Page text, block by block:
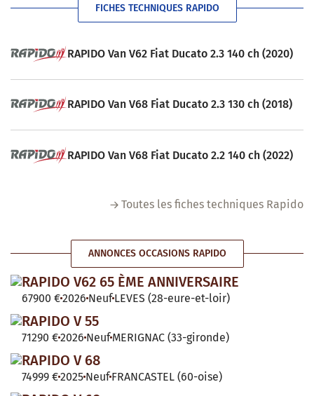
FICHES TECHNIQUES RAPIDO
RAPIDO Van V62 Fiat Ducato 2.3 140 ch (2020)
RAPIDO Van V68 Fiat Ducato 2.3 130 ch (2018)
RAPIDO Van V68 Fiat Ducato 2.2 140 ch (2022)
Toutes les fiches techniques Rapido
ANNONCES OCCASIONS RAPIDO
RAPIDO V62 65 ÈME ANNIVERSAIRE
67900 €2026 Neuf LEVES (28-eure-et-loir)
RAPIDO V 55
71290 €2026 Neuf MERIGNAC (33-gironde)
RAPIDO V 68
74999 €2025 Neuf FRANCASTEL (60-oise)